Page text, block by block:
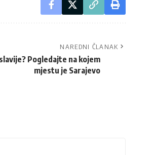
NAREDNI ČLANAK
Pogledajte na kojem
mjestu je Sarajevo